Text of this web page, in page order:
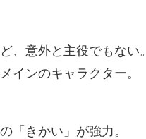
、意外と主役でもない。
インのキャラクター。
「きかい」が強力。